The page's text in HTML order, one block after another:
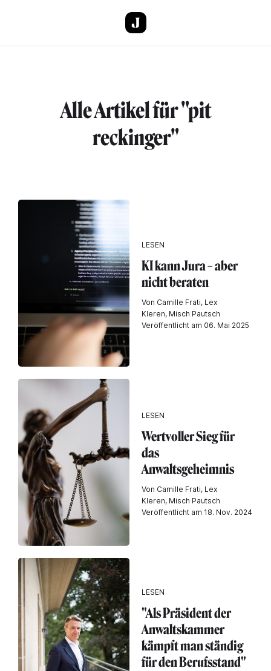
Alle Artikel für "pit
reckinger"
LESEN
KI kann Jura – aber
nicht beraten
Von Camille Frati, Lex
Kleren, Misch Pautsch
Veröffentlicht am 06. Mai 2025
LESEN
Wertvoller Sieg für
das
Anwaltsgeheimnis
Von Camille Frati, Lex
Kleren, Misch Pautsch
Veröffentlicht am 18. Nov. 2024
LESEN
"Als Präsident der
Anwaltskammer
kämpft man ständig
für den Berufsstand"